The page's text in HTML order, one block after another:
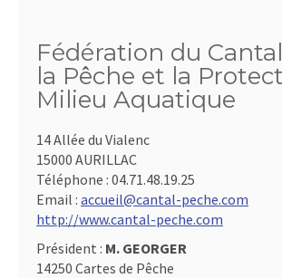
Fédération du
la Pêche et la
Milieu Aquatique
14 Allée du Vialenc
15000 AURILLAC
Téléphone : 04.71.48.19.25
Email : accueil@cantal-peche.com
http://www.cantal-peche.com
Président : M. GEORGER
14250 Cartes de Pêche